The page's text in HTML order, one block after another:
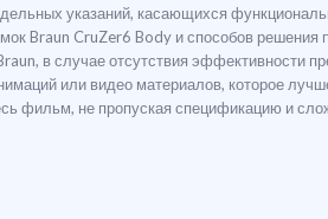
указаний, касающихся
Braun CruZer6 Body и способов
в случае отсутствия эффективности
или видео материалов, которое
фильм, не пропуская спецификацию и